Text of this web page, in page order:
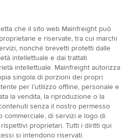
che il sito web Mainfreight può
e riservate, tra cui marchi
nonché brevetti protetti dalle
intellettuale e dai trattati
intellettuale. Mainfreight autorizza
singola di porzioni dei propri
per l’utilizzo offline, personale e
la vendita, la riproduzione o la
senza il nostro permesso
commerciale, di servizi e logo di
proprietari. Tutti i diritti qui
si intendono riservati.